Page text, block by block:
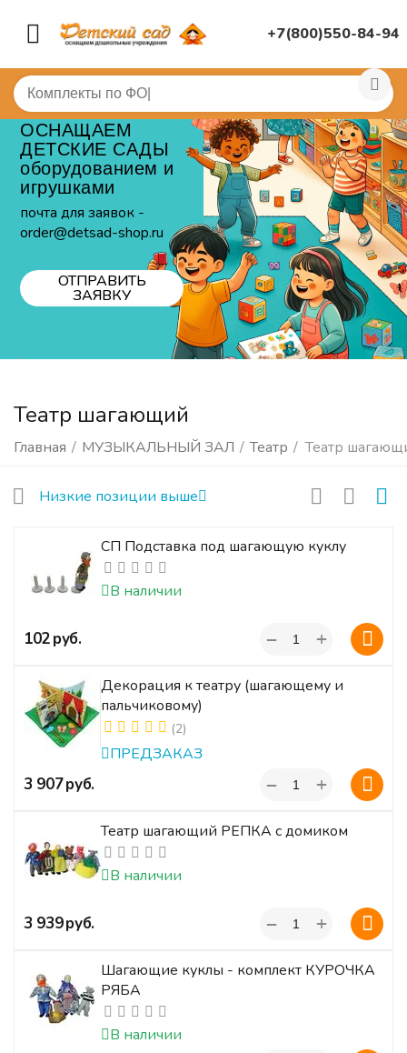
+7(800)550-84-94
ОСНАЩАЕМ
ДЕТСКИЕ САДЫ
оборудованием и
игрушками
почта для заявок -
order@detsad-shop.ru
ОТПРАВИТЬ
ЗАЯВКУ
Театр шагающий
Главная / МУЗЫКАЛЬНЫЙ ЗАЛ / Театр / Театр
Низкие позиции выше
СП Подставка под шагающую куклу
В наличии
‍102‍руб. +
−
Декорация к театру (шагающему и
пальчиковому)
(2)
ПРЕДЗАКАЗ
‍3 907‍руб. +
−
Театр шагающий РЕПКА с домиком
В наличии
‍3 939‍руб. +
−
Шагающие куклы - комплект КУРОЧКА
РЯБА
В наличии